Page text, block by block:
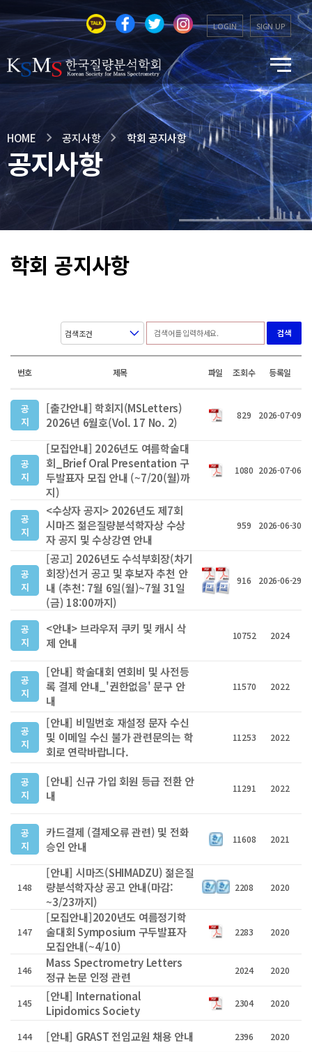
LOGIN SIGN UP
HOME 공지사항 학회 공지사항
공지사항
학회 공지사항
검색
번호 제목 파일 조회수 등록일
공
지
[출간안내] 학회지(MSLetters)
2026년 6월호(Vol. 17 No. 2)
829 2026-07-09
공
지
[모집안내] 2026년도 여름학술대
회_Brief Oral Presentation 구
두발표자 모집 안내 (~7/20(월)까
지)
1080 2026-07-06
공
지
<수상자 공지> 2026년도 제7회
시마즈 젊은질량분석학자상 수상
자 공지 및 수상강연 안내
959 2026-06-30
공
지
[공고] 2026년도 수석부회장(차기
회장)선거 공고 및 후보자 추천 안
내 (추천: 7월 6일(월)~7월 31일
(금) 18:00까지)
916 2026-06-29
공
지
<안내> 브라우저 쿠키 및 캐시 삭
제 안내
10752 2024
공
지
[안내] 학술대회 연회비 및 사전등
록 결제 안내_'권한없음' 문구 안
내
11570 2022
공
지
[안내] 비밀번호 재설정 문자 수신
및 이메일 수신 불가 관련문의는 학
회로 연락바랍니다.
11253 2022
공
지
[안내] 신규 가입 회원 등급 전환 안
내
11291 2022
공
지
카드결제 (결제오류 관련) 및 전화
승인 안내
11608 2021
148
[안내] 시마즈(SHIMADZU) 젊은질
량분석학자상 공고 안내(마감:
~3/23까지)
2208 2020
147
[모집안내]2020년도 여름정기학
술대회 Symposium 구두발표자
모집안내(~4/10)
2283 2020
146
Mass Spectrometry Letters
정규 논문 인정 관련
2024 2020
145
[안내] International
Lipidomics Society
2304 2020
144 [안내] GRAST 전임교원 채용 안내 2396 2020